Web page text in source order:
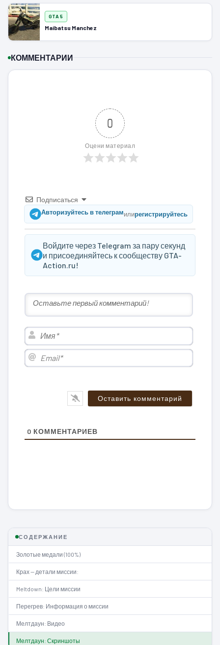
GTA 5
Maibatsu Manchez
КОММЕНТАРИИ
0
Оцени материал
Подписаться
Авторизуйтесь в телеграмилирегистрируйтесь
Войдите через Telegram за пару секунд
и присоединяйтесь к сообществу GTA-
Action.ru!
Имя*
Email*
0 КОММЕНТАРИЕВ
СОДЕРЖАНИЕ
Золотые медали (100%)
Крах — детали миссии:
Meltdown: Цели миссии
Перегрев: Информация о миссии
Мелтдаун: Видео
Мелтдаун: Скриншоты